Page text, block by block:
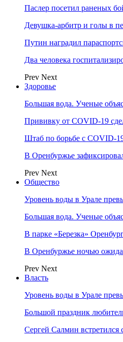
Паслер посетил раненых
Девушка-арбитр и голы в
Путин наградил
Два человека
Prev Next
Здоровье
Большая вода. Ученые
Прививку от COVID-19
Штаб по борьбе с СOVID-
В Оренбуржье
Prev Next
Общество
Уровень воды в Урале
Большая вода. Ученые
В парке «Березка»
В Оренбуржье ночью
Prev Next
Власть
Уровень воды в Урале
Большой праздник
Сергей Салмин